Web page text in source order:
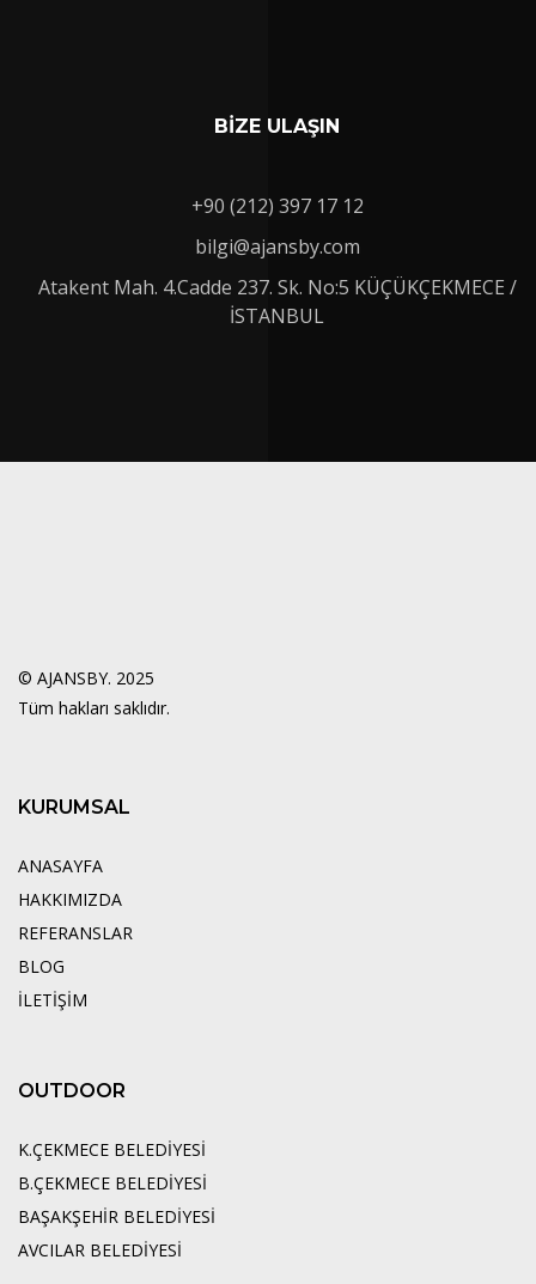
BİZE ULAŞIN
+90 (212) 397 17 12
bilgi@ajansby.com
Atakent Mah. 4.Cadde 237. Sk. No:5 KÜÇÜKÇEKMECE /
İSTANBUL
© AJANSBY. 2025
Tüm hakları saklıdır.
KURUMSAL
ANASAYFA
HAKKIMIZDA
REFERANSLAR
BLOG
İLETİŞİM
OUTDOOR
K.ÇEKMECE BELEDİYESİ
B.ÇEKMECE BELEDİYESİ
BAŞAKŞEHİR BELEDİYESİ
AVCILAR BELEDİYESİ